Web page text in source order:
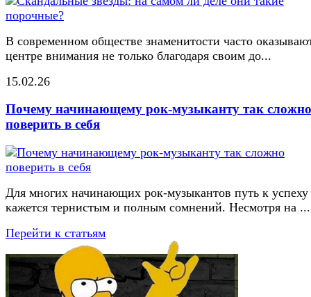
В современном обществе знаменитости часто
центре внимания не только благодаря своим до...
15.02.26
Почему начинающему рок-музыканту так сложно
поверить в себя
Для многих начинающих рок-музыкантов путь к успеху
кажется тернистым и полным сомнений. Несмотря на ...
Перейти к статьям